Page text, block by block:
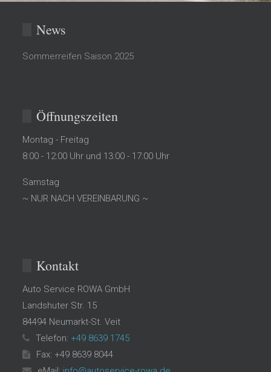
News
Sommerreifen Saison 2025
Öffnungszeiten
Montag - Freitag
8:00 - 12:00 Uhr und 13:00 - 17:00 Uhr
Samstag
~ NUR NACH VEREINBARUNG ~
Kontakt
Auto Service ROWA GmbH
Landshuter Str. 15
84494 Neumarkt-St. Veit
Telefon: +49 8639 1745
Fax: +49 8639 8044